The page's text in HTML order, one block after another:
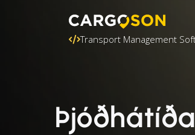
Transport Management